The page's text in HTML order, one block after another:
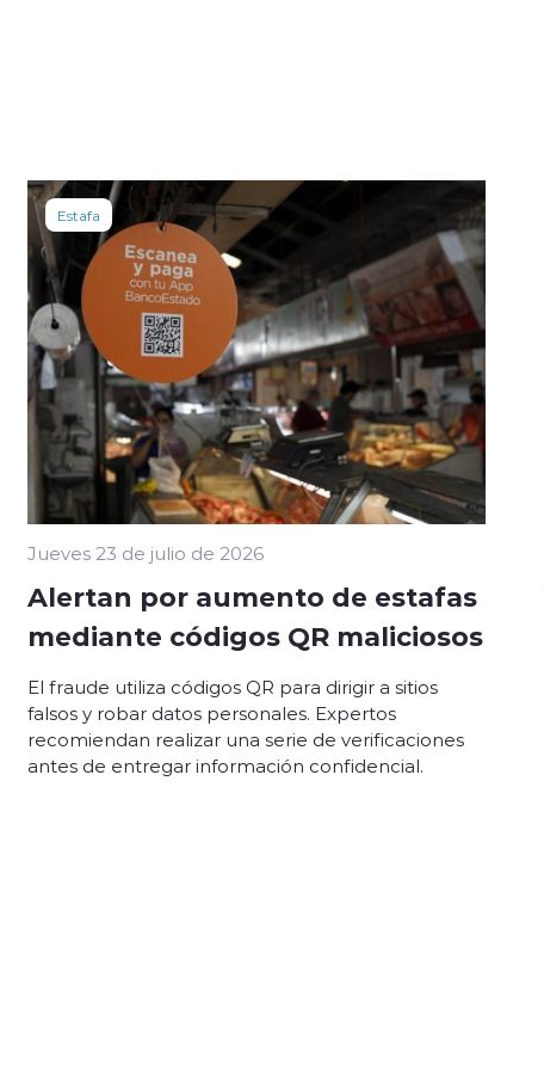
Estafa
Jueves 23 de julio de 2026
Alertan por aumento de estafas
mediante códigos QR maliciosos
El fraude utiliza códigos QR para dirigir a sitios
falsos y robar datos personales. Expertos
recomiendan realizar una serie de verificaciones
antes de entregar información confidencial.